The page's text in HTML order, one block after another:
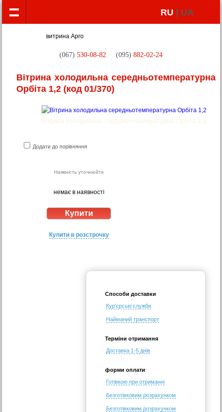
RU | UA
(067) 530-08-82 (095) 882-02-24
Вітрина холодильна середньотемпературна
Орбіта 1,2 (код 01/370)
Вітрина холодильна середньотемпературна Орбіта 1,2
Додати до порівняння
Наявність уточнюйте
немає в наявності
Купити в розстрочку
Способи доставки
Кур'єрські служби
Найманий транспорт
Терміни отримання
Доставка 1-5 днів
форми оплати
Готівкою при отриманні
Безготівковим розрахунком
Безготівковим розрахунком